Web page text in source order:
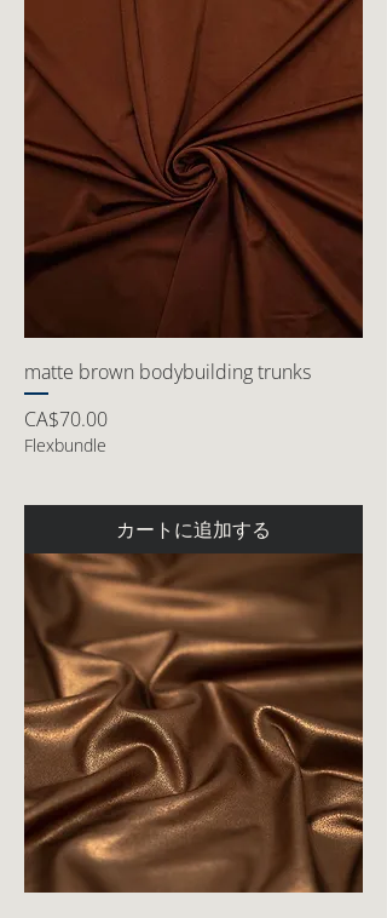
matte brown bodybuilding trunks
価格
CA$70.00
Flexbundle
カートに追加する